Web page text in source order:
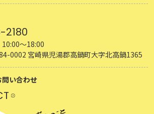
2180
10:00～18:00
0002 宮崎県児湯郡高鍋町大字北高鍋1365
い合わせ